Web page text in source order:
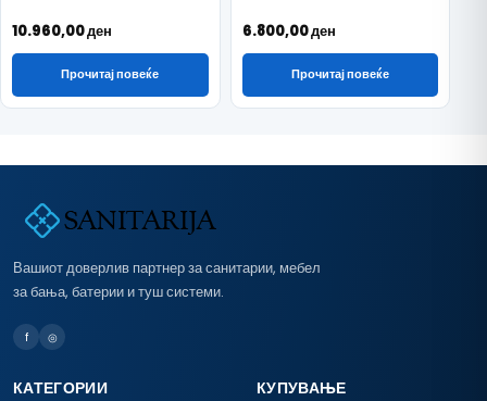
10.960,00ден
Прочитај повеќе
6.800,00ден
Прочитај повеќе
Вашиот доверлив партнер за санитарии, мебел
за бања, батерии и туш системи.
f ◎
КАТЕГОРИИ КУПУВАЊЕ